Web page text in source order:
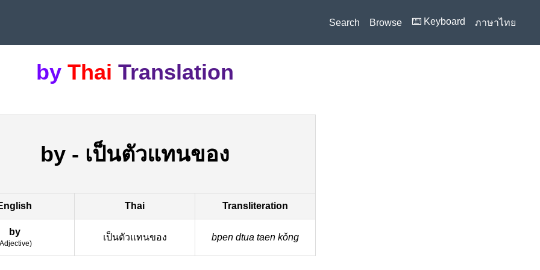
Search Browse ⌨️ Keyboard ภาษาไทย
by Thai Translation
by - เป็นตัวแทนของ
Thai Transliteration
by
Adjective)
เป็นตัวแทนของ bpen dtua taen kǒng